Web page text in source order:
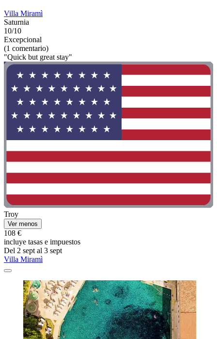
Villa Miramì
Saturnia
10/10
Excepcional
(1 comentario)
"Quick but great stay"
Troy
Ver menos
108 €
incluye tasas e impuestos
Del 2 sept al 3 sept
Villa Miramì